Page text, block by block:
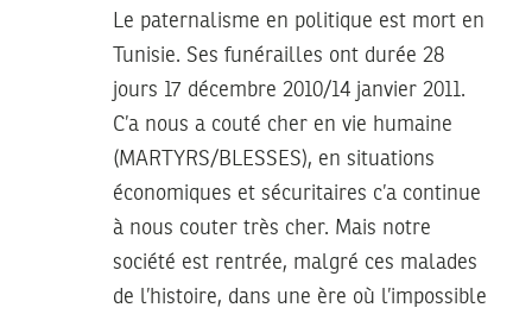
Le paternalisme en politique est mort en
Tunisie. Ses funérailles ont durée 28
jours 17 décembre 2010/14 janvier 2011.
C’a nous a couté cher en vie humaine
(MARTYRS/BLESSES), en situations
économiques et sécuritaires c’a continue
à nous couter très cher. Mais notre
société est rentrée, malgré ces malades
de l’histoire, dans une ère où l’impossible